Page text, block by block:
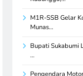
M1R-SSB Gelar
Munas…
Bupati Sukabumi
…
Pengendara